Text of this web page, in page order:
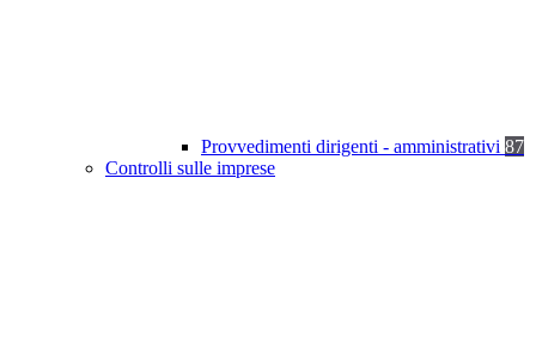
Provvedimenti dirigenti - amministrativi 87
Controlli sulle imprese